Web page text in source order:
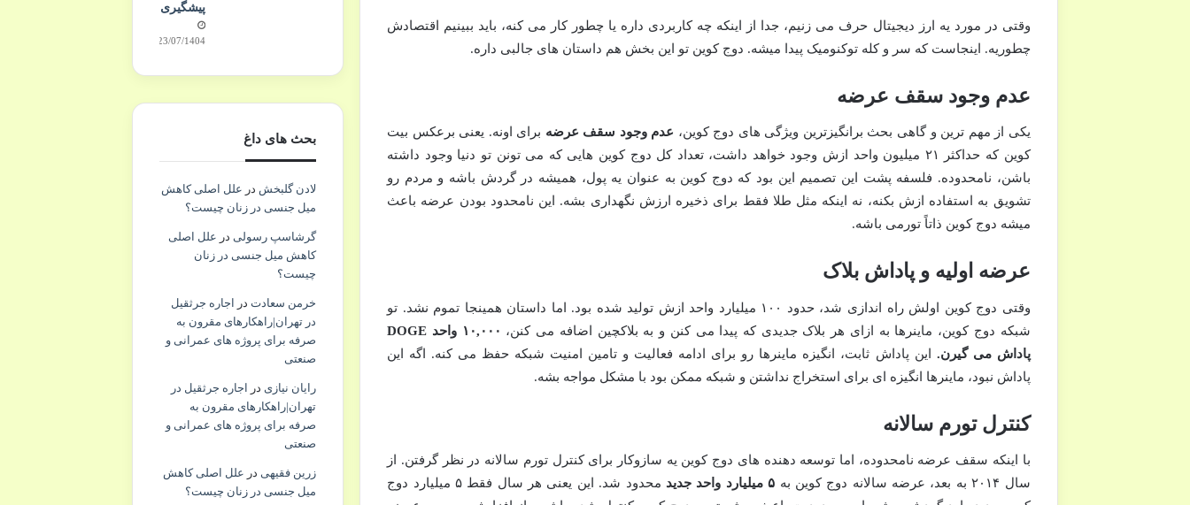
وقتی در مورد یه ارز دیجیتال حرف می زنیم، جدا از اینکه چه کاربردی داره یا چطور کار می کنه، باید ببینیم اقتصادش
چطوریه. اینجاست که سر و کله توکنومیک پیدا میشه. دوج کوین تو این بخش هم داستان های جالبی داره.
عدم وجود سقف عرضه
یکی از مهم ترین و گاهی بحث برانگیزترین ویژگی های دوج کوین، عدم وجود سقف عرضه برای اونه. یعنی برعکس بیت
کوین که حداکثر ۲۱ میلیون واحد ازش وجود خواهد داشت، تعداد کل دوج کوین هایی که می تونن تو دنیا وجود داشته
باشن، نامحدوده. فلسفه پشت این تصمیم این بود که دوج کوین به عنوان یه پول، همیشه در گردش باشه و مردم رو
تشویق به استفاده ازش بکنه، نه اینکه مثل طلا فقط برای ذخیره ارزش نگهداری بشه. این نامحدود بودن عرضه باعث
میشه دوج کوین ذاتاً تورمی باشه.
عرضه اولیه و پاداش بلاک
وقتی دوج کوین اولش راه اندازی شد، حدود ۱۰۰ میلیارد واحد ازش تولید شده بود. اما داستان همینجا تموم نشد. تو
شبکه دوج کوین، ماینرها به ازای هر بلاک جدیدی که پیدا می کنن و به بلاکچین اضافه می کنن،
۱۰,۰۰۰ واحد DOGE
پاداش می گیرن. این پاداش ثابت، انگیزه ماینرها رو برای ادامه فعالیت و تامین امنیت شبکه حفظ می کنه. اگه این
پاداش نبود، ماینرها انگیزه ای برای استخراج نداشتن و شبکه ممکن بود با مشکل مواجه بشه.
کنترل تورم سالانه
با اینکه سقف عرضه نامحدوده، اما توسعه دهنده های دوج کوین یه سازوکار برای کنترل تورم سالانه در نظر گرفتن. از
سال ۲۰۱۴ به بعد، عرضه سالانه دوج کوین به
۵ میلیارد واحد جدید
محدود شد. این یعنی هر سال فقط ۵ میلیارد دوج
پیشگیری
23/07/1404
بحث های داغ
لادن گلبخش در علل اصلی کاهش
میل جنسی در زنان چیست؟
گرشاسپ رسولی در علل اصلی
کاهش میل جنسی در زنان
چیست؟
خرمن سعادتدر
اجاره جرثقیل
در تهران|راهکارهای مقرون به
صرفه برای پروژه های عمرانی و
صنعتی
رایان نیازیدر
اجاره جرثقیل در
تهران|راهکارهای مقرون به
صرفه برای پروژه های عمرانی و
صنعتی
زرین فقیهی در علل اصلی کاهش
میل جنسی در زنان چیست؟